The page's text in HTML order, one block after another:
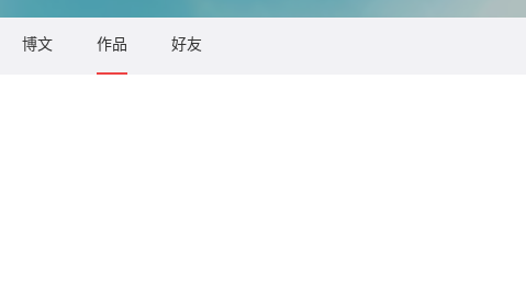
博文 作品 好友